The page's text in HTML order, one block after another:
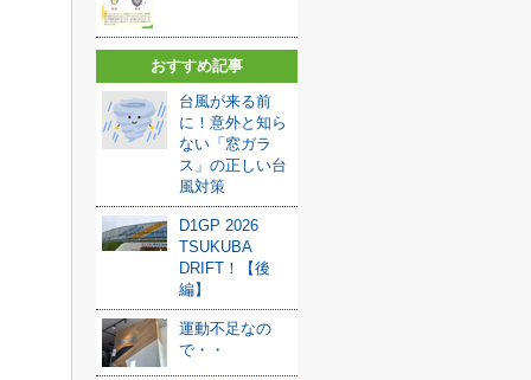
おすすめ記事
台風が来る前
に！意外と知ら
ない「窓ガラ
ス」の正しい台
風対策
D1GP 2026
TSUKUBA
DRIFT！【後
編】
運動不足なの
で・・